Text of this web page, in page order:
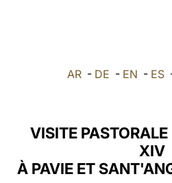
AR - DE - EN - ES
VISITE PASTORALE
XIV
À PAVIE ET